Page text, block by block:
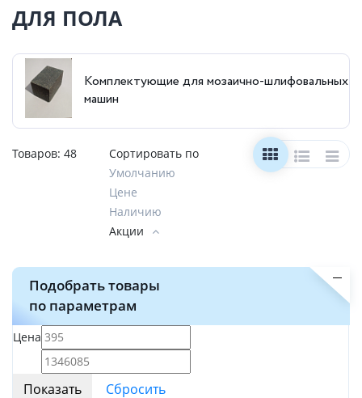
ДЛЯ ПОЛА
Комплектующие для мозаично-шлифовальных
машин
Товаров: 48
Сортировать по
Умолчанию
Цене
Наличию
Акции
Подобрать товары
по параметрам
Цена